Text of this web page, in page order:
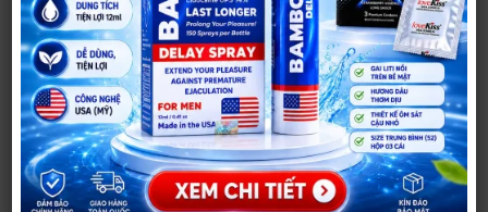
Với thiết kế mỏng và ôm sát, bao cao su siêu mỏng
giúp người dùng dễ làm quen hơn, đặc biệt với những
ai từng cảm thấy khó chịu khi dùng các loại bao cao
su dày.
Vẫn đảm bảo an toàn khi dùng đúng cách
Dù có độ mỏng cao, các dòng bao cao su chính hãng